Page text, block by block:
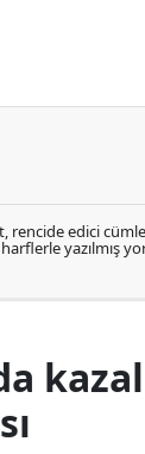
rencide edici
yazılmış